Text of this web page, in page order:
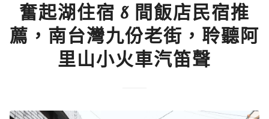
奮起湖住宿 8 間飯店民宿推
薦，南台灣九份老街，聆聽阿
里山小火車汽笛聲